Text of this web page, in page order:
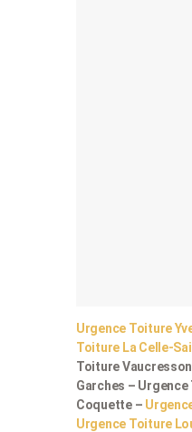
Urgence Toiture
Toiture La Celle-
Toiture
Garches –
Coquette –
Urgence Toiture